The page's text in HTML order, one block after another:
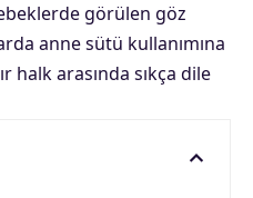
görülen göz
anne sütü kullanımına
halk arasında sıkça dile